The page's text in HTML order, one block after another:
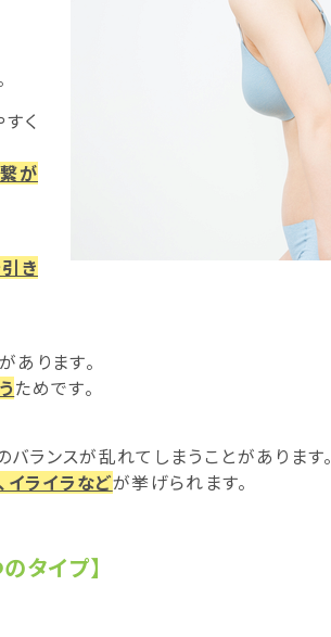
く
が
き
あります。
ためです。
ランスが乱れてしまうことがあります。
イライラなどが挙げられます。
タイプ】